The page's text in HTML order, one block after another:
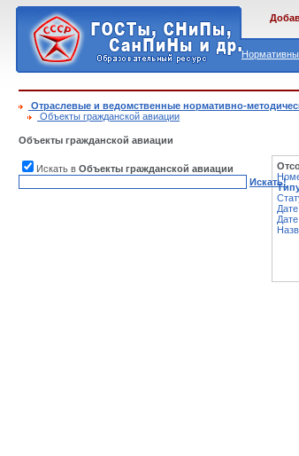
Отраслевые и ведомственные нормативно-
Объекты гражданской авиации
Объекты гражданской авиации
Искать в Объекты гражданской авиации
Искать!